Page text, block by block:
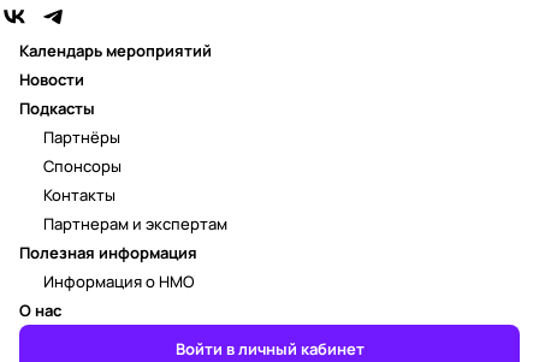
Календарь мероприятий
Новости
Подкасты
Полезная информация
Информация о НМО
О нас
Партнёры
Спонсоры
Контакты
Партнерам и экспертам
Войти в личный кабинет